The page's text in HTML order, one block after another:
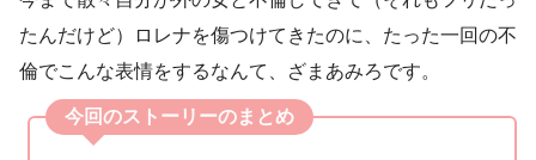
たんだけど）ロレナを傷つけてきたのに、たった一回の不
倫でこんな表情をするなんて、ざまあみろです。
今回のストーリーのまとめ